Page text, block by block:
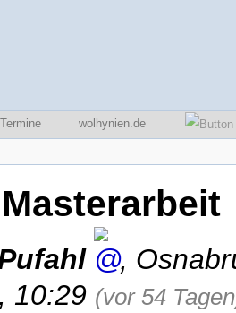
Termine wolhynien.de
,
10:29 (vor 54